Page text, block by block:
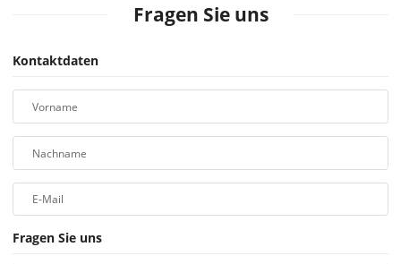
Fragen Sie uns
Kontaktdaten
Vorname
Nachname
E-Mail
Fragen Sie uns